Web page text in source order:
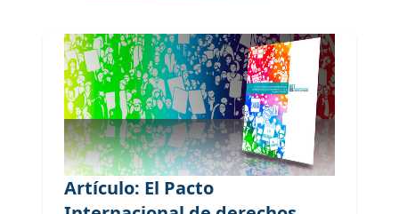
Artículo: El Pacto